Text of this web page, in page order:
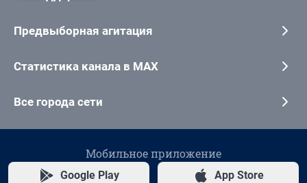
Предвыборная агитация
Статистика канала в MAX
Все города сети
Мобильное приложение
Google Play App Store